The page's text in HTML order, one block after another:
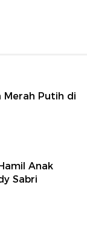
Merah Putih di
Anak
Sabri